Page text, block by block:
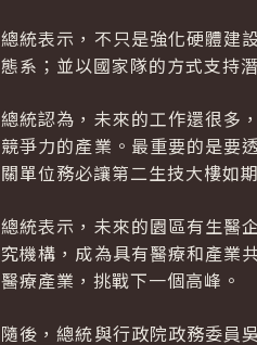
總統表示，不只是強化硬體建
態系；並以國家隊的方式支持
總統認為，未來的工作還很多
競爭力的產業。最重要的是要
關單位務必讓第二生技大樓如
總統表示，未來的園區有生醫
究機構，成為具有醫療和產業
醫療產業，挑戰下一個高峰。
隨後，總統與行政院政務委員